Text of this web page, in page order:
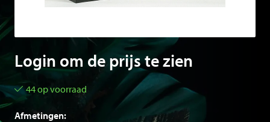
Login om de prijs te zien
44 op voorraad
Afmetingen: